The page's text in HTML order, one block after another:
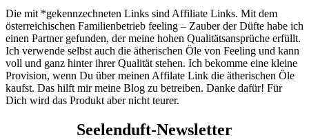
Die mit *gekennzechneten Links sind Affiliate Links. Mit dem
österreichischen Familienbetrieb feeling – Zauber der Düfte habe ich
einen Partner gefunden, der meine hohen Qualitätsansprüche erfüllt.
Ich verwende selbst auch die ätherischen Öle von Feeling und kann
voll und ganz hinter ihrer Qualität stehen. Ich bekomme eine kleine
Provision, wenn Du über meinen Affilate Link die ätherischen Öle
kaufst. Das hilft mir meine Blog zu betreiben. Danke dafür! Für
Dich wird das Produkt aber nicht teurer.
Seelenduft-Newsletter